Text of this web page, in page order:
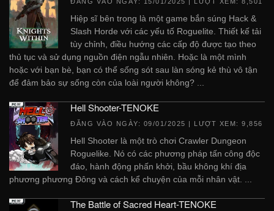
Hiệp sĩ bên trong là một game bắn súng Hack &
Slash Horde với các yếu tố Roguelite. Thiết kế tải
tùy chỉnh, điều hướng các cấp độ được tạo theo
thủ tục và sử dụng nguồn điện ngẫu nhiên. Hoặc là một mình
hoặc với bạn bè, bạn có thể sống sót sau làn sóng kẻ thù vô tận
để đảm bảo sự sống còn của loài người không? ...
Hell Shooter-TENOKE
ĐĂNG VÀO NGÀY: 09/01/2025 | LƯỢT XEM: 9,856
Hell Shooter là một trò chơi Crawler Dungeon
Roguelike. Nó có các phương pháp tấn công độc
đáo, hành động phấn khởi, bầu không khí địa
phương phương Đông và cách kể chuyện của mỗi nhân vật. ...
The Battle of Sacred Heart-TENOKE